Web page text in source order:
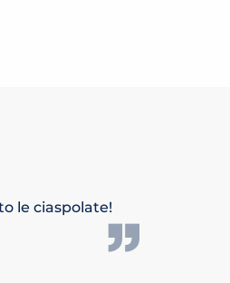
le ciaspolate!